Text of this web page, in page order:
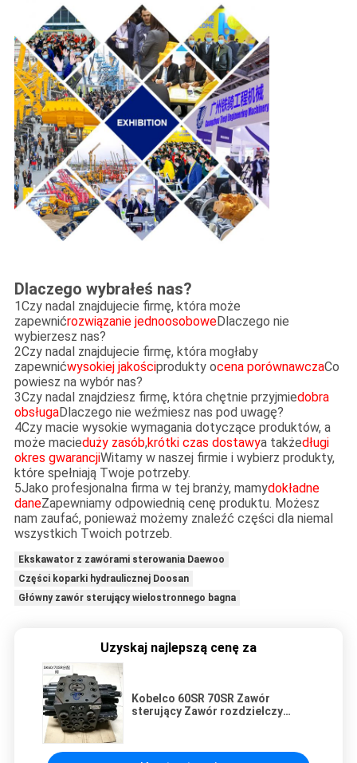
Dlaczego wybrałeś nas?
1Czy nadal znajdujecie firmę, która może
zapewnićrozwiązanie jednoosoboweDlaczego nie
wybierzesz nas?
2Czy nadal znajdujecie firmę, która mogłaby
zapewnićwysokiej jakościprodukty ocena porównawczaCo
powiesz na wybór nas?
3Czy nadal znajdziesz firmę, która chętnie przyjmiedobra
obsługaDlaczego nie weźmiesz nas pod uwagę?
4Czy macie wysokie wymagania dotyczące produktów, a
może macieduży zasób,krótki czas dostawya takżedługi
okres gwarancjiWitamy w naszej firmie i wybierz produkty,
które spełniają Twoje potrzeby.
5Jako profesjonalna firma w tej branży, mamydokładne
daneZapewniamy odpowiednią cenę produktu. Możesz
nam zaufać, ponieważ możemy znaleźć części dla niemal
wszystkich Twoich potrzeb.
Ekskawator z zawórami sterowania Daewoo
Części koparki hydraulicznej Doosan
Główny zawór sterujący wielostronnego bagna
Uzyskaj najlepszą cenę za
Kobelco 60SR 70SR Zawór
sterujący Zawór rozdzielczy